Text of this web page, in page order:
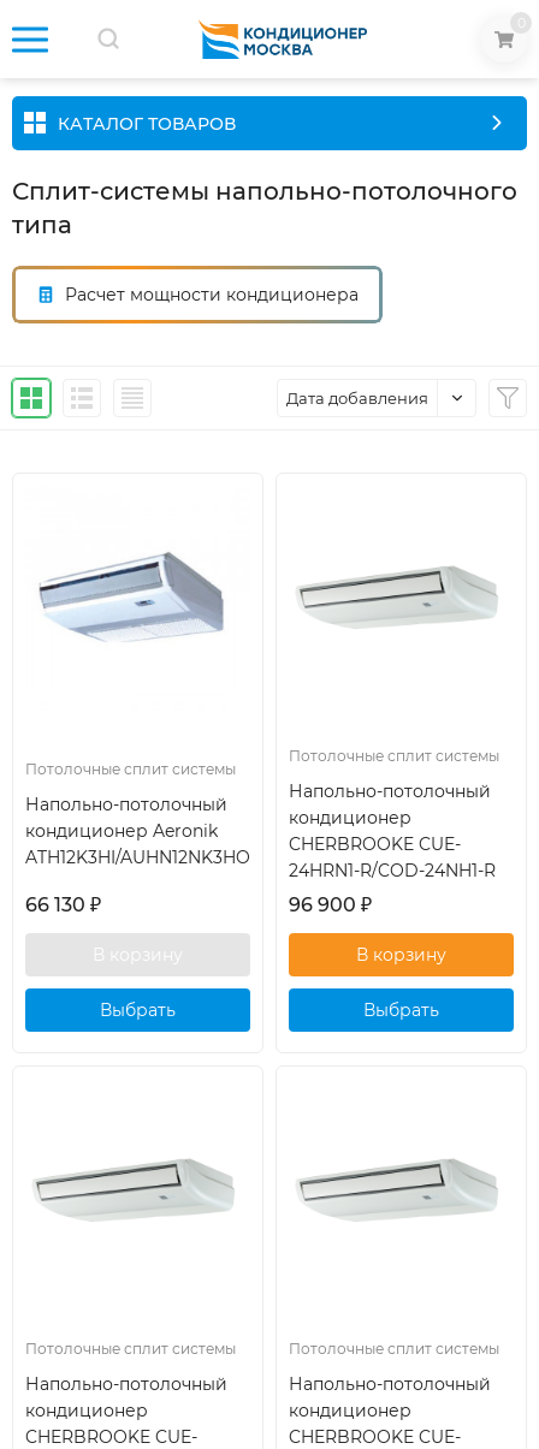
КАТАЛОГ ТОВАРОВ
Сплит-системы напольно-потолочного
типа
Расчет мощности кондиционера
Дата добавления
Потолочные сплит системы
Напольно-потолочный
кондиционер Aeronik
ATH12K3HI/AUHN12NK3HO
66 130 ₽
Выбрать
Потолочные сплит системы
Напольно-потолочный
кондиционер
CHERBROOKE CUE-
24HRN1-R/COD-24NH1-R
96 900 ₽
Выбрать
Потолочные сплит системы
Напольно-потолочный
кондиционер
CHERBROOKE CUE-
Потолочные сплит системы
Напольно-потолочный
кондиционер
CHERBROOKE CUE-